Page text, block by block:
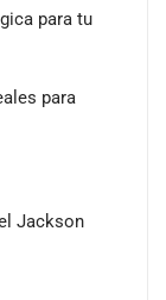
caídas de
para tu
para
Jackson